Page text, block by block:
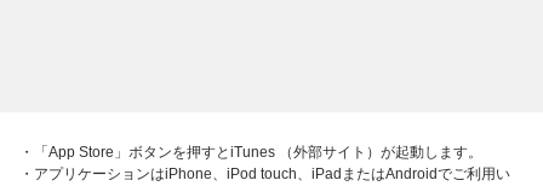
・「App Store」ボタンを押すとiTunes （外部サイト）が起動します。
・アプリケーションはiPhone、iPod touch、iPadまたはAndroidでご利用い